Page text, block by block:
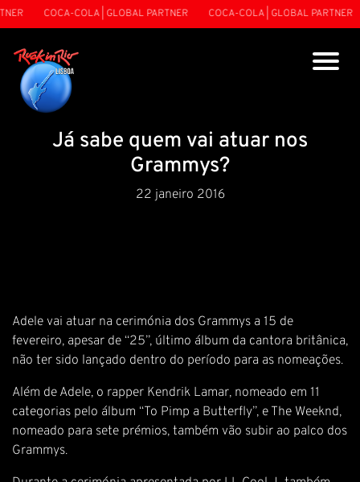
COCA-COLA | GLOBAL PARTNER COCA-COLA | GLOBAL PARTNER
Já sabe quem vai atuar nos
Grammys?
22 janeiro 2016
Adele vai atuar na cerimónia dos Grammys a 15 de
fevereiro, apesar de “25”, último álbum da cantora britânica,
não ter sido lançado dentro do período para as nomeações.
Além de Adele, o rapper Kendrik Lamar, nomeado em 11
categorias pelo álbum “To Pimp a Butterfly”, e The Weeknd,
nomeado para sete prémios, também vão subir ao palco dos
Grammys.